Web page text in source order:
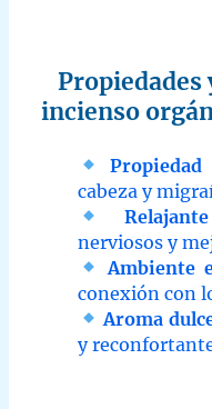
incienso
Propiedad
cabeza y
nerviosos y
Ambiente
conexión con
Aroma
y